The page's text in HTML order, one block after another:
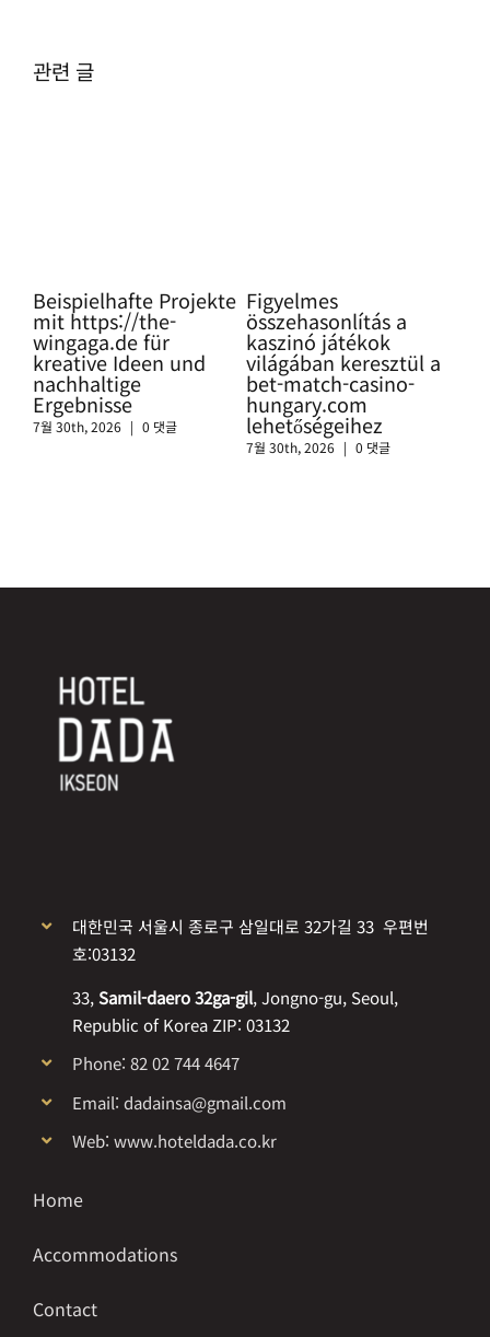
관련 글
Beispielhafte Projekte
mit https://the-
wingaga.de für
kreative Ideen und
nachhaltige
Ergebnisse
7월 30th, 2026 | 0 댓글
Figyelmes
összehasonlítás a
kaszinó játékok
világában keresztül a
bet-match-casino-
hungary.com
lehetőségeihez
7월 30th, 2026 | 0 댓글
대한민국 서울시 종로구 삼일대로 32가길 33 우편번
호:03132
33,Samil-daero 32ga-gil, Jongno-gu, Seoul,
Republic of Korea ZIP: 03132
Phone: 82 02 744 4647
Email: dadainsa@gmail.com
Web: www.hoteldada.co.kr
Home
Accommodations
Contact